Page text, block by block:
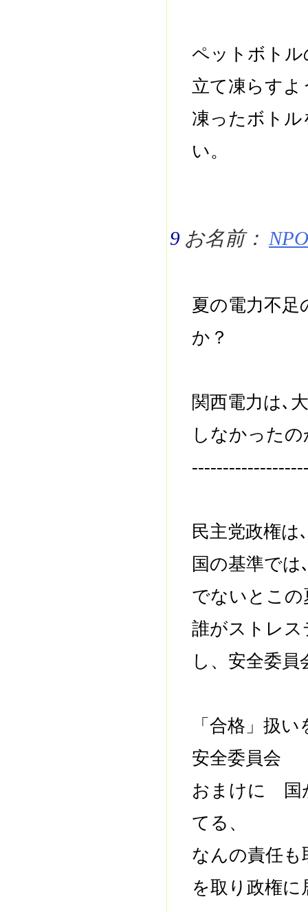
ペットボト
立て凍らすよ
凍ったボト
い。
9 お名前：
夏の電力不足
か？
関西電力は､
しなかったの
民主党政権は､
国の基準で
でないとこの
誰がストレ
し、安全委
「合格」扱
安全委員会
おまけに 国
てる、
なんの責任
を取り政権